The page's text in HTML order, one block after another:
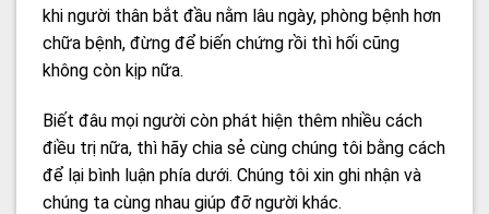
khi người thân bắt đầu nằm lâu ngày, phòng bệnh hơn
chữa bệnh, đừng để biến chứng rồi thì hối cũng
không còn kịp nữa.
Biết đâu mọi người còn phát hiện thêm nhiều cách
điều trị nữa, thì hãy chia sẻ cùng chúng tôi bằng cách
để lại bình luận phía dưới. Chúng tôi xin ghi nhận và
chúng ta cùng nhau giúp đỡ người khác.